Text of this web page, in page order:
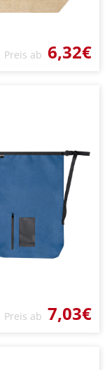
Preis ab 6,32€
Preis ab 7,03€